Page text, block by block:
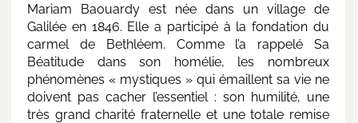
Mariam Baouardy est née dans un village de
Galilée en 1846. Elle a participé à la fondation du
carmel de Bethléem. Comme l’a rappelé Sa
Béatitude dans son homélie, les nombreux
phénomènes « mystiques » qui émaillent sa vie ne
doivent pas cacher l’essentiel : son humilité, une
très grand charité fraternelle et une totale remise